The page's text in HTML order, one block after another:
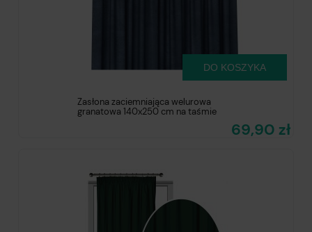
Zasłona zaciemniająca welurowa
granatowa 140x250 cm na taśmie
69,90 zł
DO KOSZYKA